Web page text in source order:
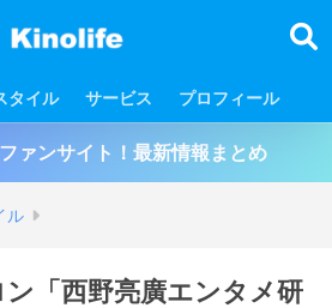
タイル サービス プロフィール
ァンサイト！最新情報まとめ
ル
「西野亮廣エンタメ研